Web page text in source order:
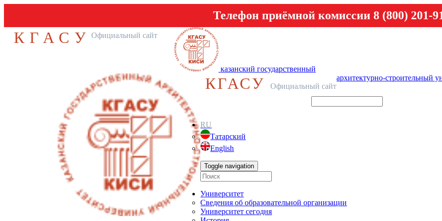
Телефон приёмной комиссии 8 (800) 201-
КГАСУ Официальный сайт
казанский государственный
архитектурно-строительный
КГАСУ Официальный сайт
RU
Татарский
English
Toggle navigation
Университет
Сведения об образовательной организации
Университет сегодня